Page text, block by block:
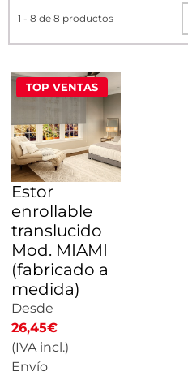
1 - 8 de 8 productos
TOP VENTAS
Estor
enrollable
translucido
Mod. MIAMI
(fabricado a
medida)
Desde
26,45€
(IVA incl.)
Envío